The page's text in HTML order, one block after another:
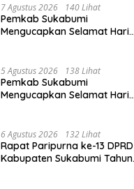
7 Agustus 2026 140 Lihat
Pemkab Sukabumi
Mengucapkan Selamat Hari
5 Agustus 2026 138 Lihat
Pemkab Sukabumi
Mengucapkan Selamat Hari
6 Agustus 2026 132 Lihat
Rapat Paripurna ke-13 DPRD
Kabupaten Sukabumi Tahun